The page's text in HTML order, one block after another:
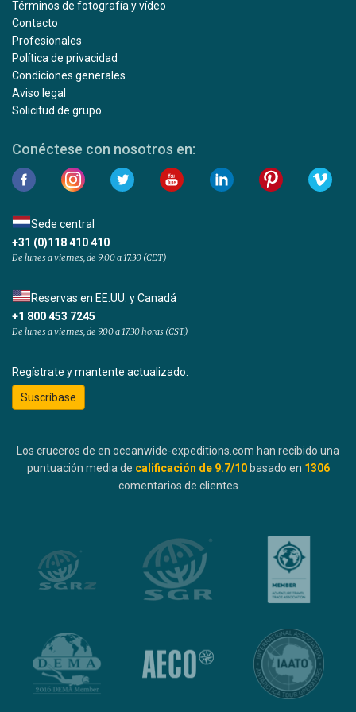
Términos de fotografía y vídeo
Contacto
Profesionales
Política de privacidad
Condiciones generales
Aviso legal
Solicitud de grupo
Conéctese con nosotros en:
Sede central
+31 (0)118 410 410
De lunes a viernes, de 9:00 a 17:30 (CET)
Reservas en EE.UU. y Canadá
+1 800 453 7245
De lunes a viernes, de 9.00 a 17.30 horas (CST)
Regístrate y mantente actualizado:
Suscríbase
Los cruceros de en oceanwide-expeditions.com han recibido una
puntuación media de calificación de 9.7/10 basado en 1306
comentarios de clientes